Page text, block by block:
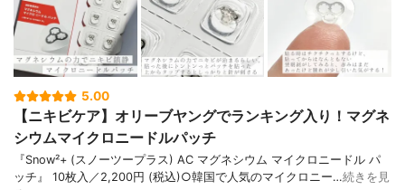
5.00
【ニキビケア】オリーブヤングでランキング入り！マグネ
シウムマイクロニードルパッチ
『Snow²+ (スノーツープラス) AC マグネシウム マイクロニードル パ
ッチ』 10枚入／2,200円 (税込)○韓国で人気のマイクロニー…続きを見